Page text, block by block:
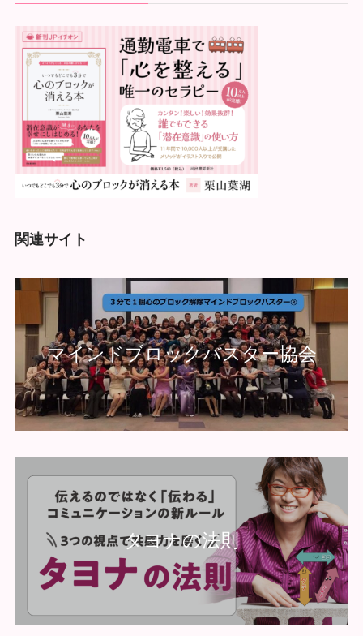
関連サイト
マインドブロックバスター協会
タヨナの法則